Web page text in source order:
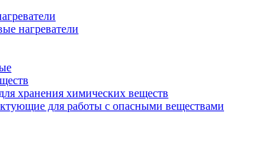
нагреватели
хранения химических веществ
для работы с опасными веществами